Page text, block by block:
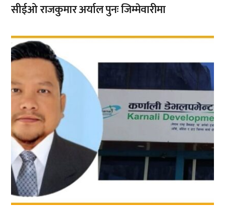
सीईओ राजकुमार अर्याल पुनः जिम्मेवारीमा
,